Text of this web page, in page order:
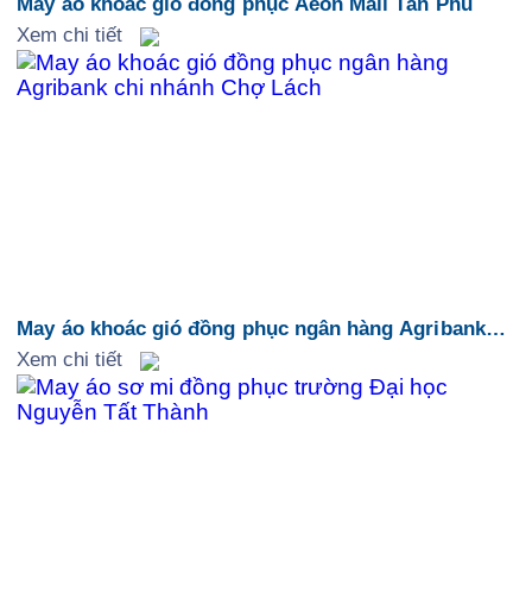
Xem chi tiết
May áo khoác gió đồng phục ngân hàng Agribank
chi nhánh Chợ Lách
Xem chi tiết